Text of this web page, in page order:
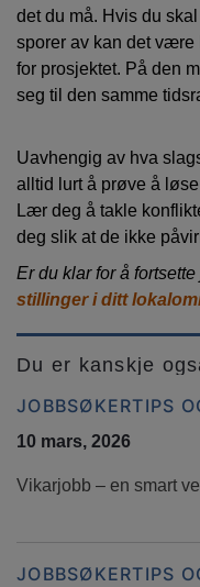
det du må. Hvis du
sporer av kan det være
for prosjektet. På den
seg til den samme
Uavhengig av hva
alltid lurt å prøve å
Lær deg å takle
deg slik at de ikke
Er du klar for å
stillinger i ditt
Du er kanskje
JOBBSØKERTIPS
10 mars, 2026
Vikarjobb – en smart
JOBBSØKERTIPS